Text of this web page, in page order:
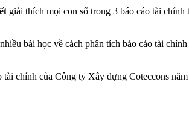
giải thích mọi con số trong 3 báo cáo tài
bài học về cách phân tích báo cáo tài
chính của Công ty Xây dựng Coteccons